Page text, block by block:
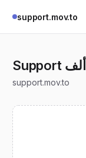
support.mov.to
Support ألف
support.mov.to